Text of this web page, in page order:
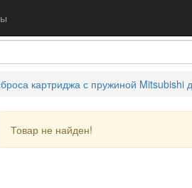
картриджа с пружиной
Товар не найден!